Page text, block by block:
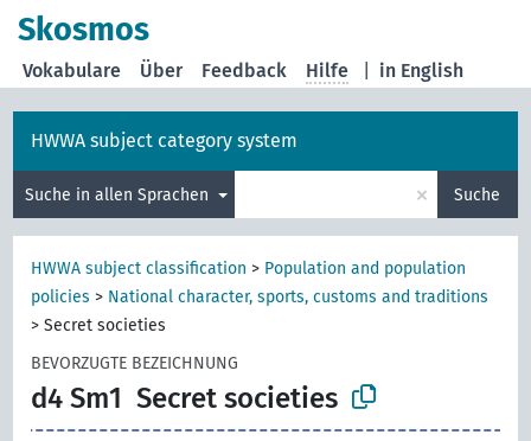
Skosmos
in English
Vokabulare Über Feedback Hilfe
HWWA subject category system
Suche in allen Sprachen × Suche
HWWA subject classification > Population and population
policies > National character, sports, customs and traditions
>Secret societies
BEVORZUGTE BEZEICHNUNG
d4 Sm1 Secret societies